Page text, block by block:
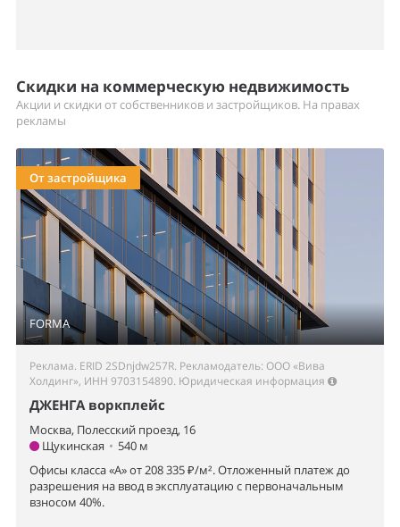
Скидки на коммерческую недвижимость
Акции и скидки от собственников и застройщиков. На правах
рекламы
FORMA
От застройщика
Реклама. ERID 2SDnjdw257R. Рекламодатель: ООО «Вива
Холдинг», ИНН 9703154890. Юридическая информация
ДЖЕНГА воркплейс
Москва, Полесский проезд, 16
Щукинская • 540 м
Офисы класса «А» от 208 335 ₽/м². Отложенный платеж до
разрешения на ввод в эксплуатацию с первоначальным
взносом 40%.